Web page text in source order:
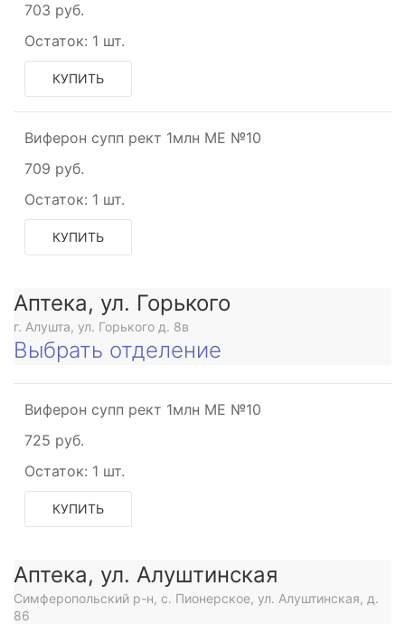
703 руб.
Остаток: 1 шт.
КУПИТЬ
Виферон супп рект 1млн МЕ №10
709 руб.
Остаток: 1 шт.
КУПИТЬ
Аптека, ул. Горького
г. Алушта, ул. Горького д. 8в
Выбрать отделение
Виферон супп рект 1млн МЕ №10
725 руб.
Остаток: 1 шт.
КУПИТЬ
Аптека, ул. Алуштинская
Симферопольский р-н, с. Пионерское, ул. Алуштинская, д.
86